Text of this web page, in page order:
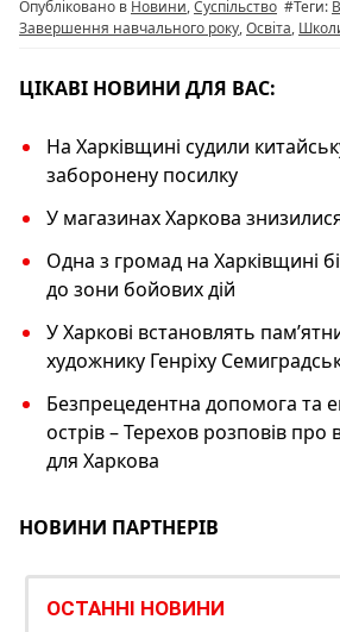
o
k
p k
Опубліковано в Новини,Суспільство #Теги:
Завершення навчального року,Освіта,
ЦІКАВІ НОВИНИ ДЛЯ ВАС:
На Харківщині судили
заборонену посилку
У магазинах Харкова
Одна з громад на Харківщині
до зони бойових дій
У Харкові встановлять
художнику Генріху
Безпрецедентна допомога та
острів – Терехов розповів про
для Харкова
НОВИНИ ПАРТНЕРІВ
ОСТАННІ НОВИНИ